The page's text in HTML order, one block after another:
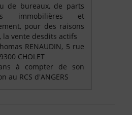
de bureaux, de parts
immobilières et
pour des raisons
la vente desdits actifs
RENAUDIN, 5 rue
CHOLET
à compter de son
au RCS d'ANGERS